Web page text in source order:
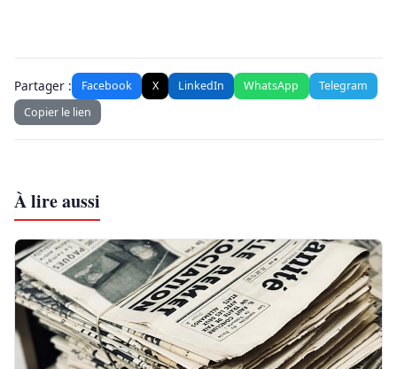
Partager : Facebook X LinkedIn WhatsApp
Telegram
Copier le lien
À lire aussi